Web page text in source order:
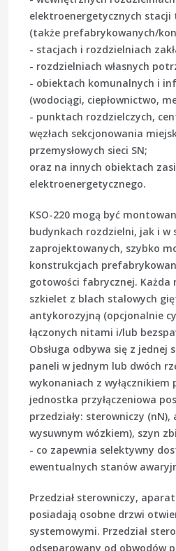
elektroenergetycznych
(także prefabrykowanych/
- stacjach i rozdzielniach
- rozdzielniach własnych
- obiektach komunalnych i
(wodociągi, ciepłownictwo,
- punktach rozdzielczych,
węzłach sekcjonowania
przemysłowych sieci SN;
oraz na innych obiektach
elektroenergetycznego.
KSO-220 mogą być
budynkach rozdzielni, jak i w
zaprojektowanych, szybko
konstrukcjach
gotowości fabrycznej. Każda
szkielet z blach stalowych
antykorozyjną (opcjonalnie
łączonych nitami i/lub
Obsługa odbywa się z jednej
paneli w jednym lub dwóch
wykonaniach z wyłącznikiem
jednostka przyłączeniowa
przedziały: sterowniczy (nN),
wysuwnym wózkiem), szyn
- co zapewnia selektywny
ewentualnych stanów
Przedział sterowniczy,
posiadają osobne drzwi
systemowymi. Przedział
odseparowany od obwodów